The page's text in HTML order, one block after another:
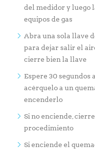
del medidor y luego
equipos de gas
Abra una sola llave
para dejar salir el
cierre bien la llave
Espere 30 segundos
acérquelo a un
encenderlo
Si no enciende,
procedimiento
Si enciende el